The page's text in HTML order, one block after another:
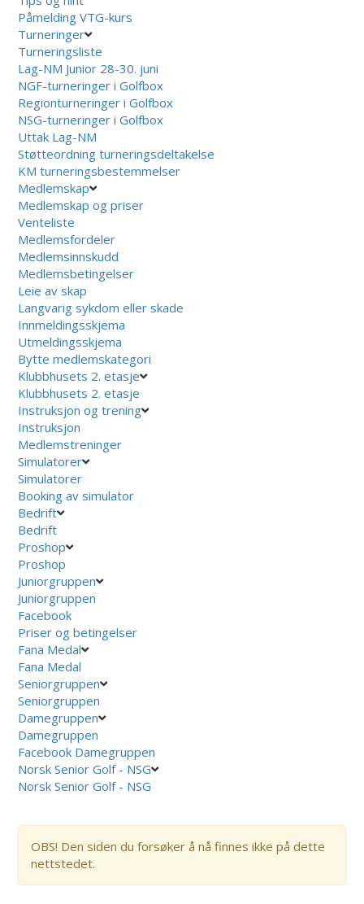
Påmelding VTG-kurs
Turneringer
Turneringsliste
Lag-NM Junior 28-30. juni
NGF-turneringer i Golfbox
Regionturneringer i Golfbox
NSG-turneringer i Golfbox
Uttak Lag-NM
Støtteordning turneringsdeltakelse
KM turneringsbestemmelser
Medlemskap
Medlemskap og priser
Venteliste
Medlemsfordeler
Medlemsinnskudd
Medlemsbetingelser
Leie av skap
Langvarig sykdom eller skade
Innmeldingsskjema
Utmeldingsskjema
Bytte medlemskategori
Klubbhusets 2. etasje
Klubbhusets 2. etasje
Instruksjon og trening
Instruksjon
Medlemstreninger
Simulatorer
Simulatorer
Booking av simulator
Bedrift
Bedrift
Proshop
Proshop
Juniorgruppen
Juniorgruppen
Facebook
Priser og betingelser
Fana Medal
Fana Medal
Seniorgruppen
Seniorgruppen
Damegruppen
Damegruppen
Facebook Damegruppen
Norsk Senior Golf - NSG
Norsk Senior Golf - NSG
OBS! Den siden du forsøker å nå finnes ikke på dette
nettstedet.